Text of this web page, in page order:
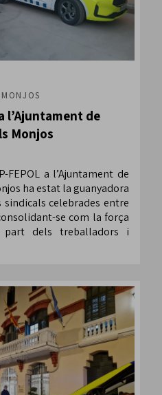
l’Ajuntament de
Monjos
FEPOL a l’Ajuntament de
ha estat la guanyadora
celebrades entre
se com la força
dels treballadors i